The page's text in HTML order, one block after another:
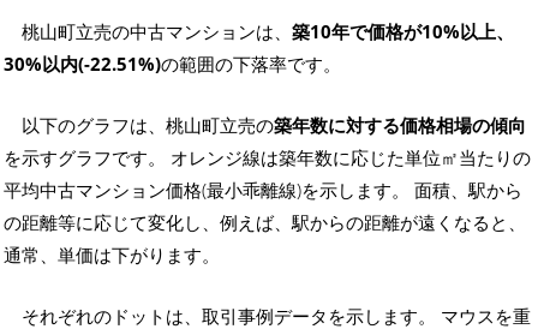
桃山町立売の中古マンションは、 築10年で価格が10%以上、
30%以内(-22.51%)の範囲の下落率です。
以下のグラフは、桃山町立売の築年数に対する価格相場の傾向
を示すグラフです。 オレンジ線は築年数に応じた単位㎡当たりの
平均中古マンション価格(最小乖離線)を示します。 面積、駅から
の距離等に応じて変化し、例えば、駅からの距離が遠くなると、
通常、単価は下がります。
それぞれのドットは、取引事例データを示します。 マウスを重